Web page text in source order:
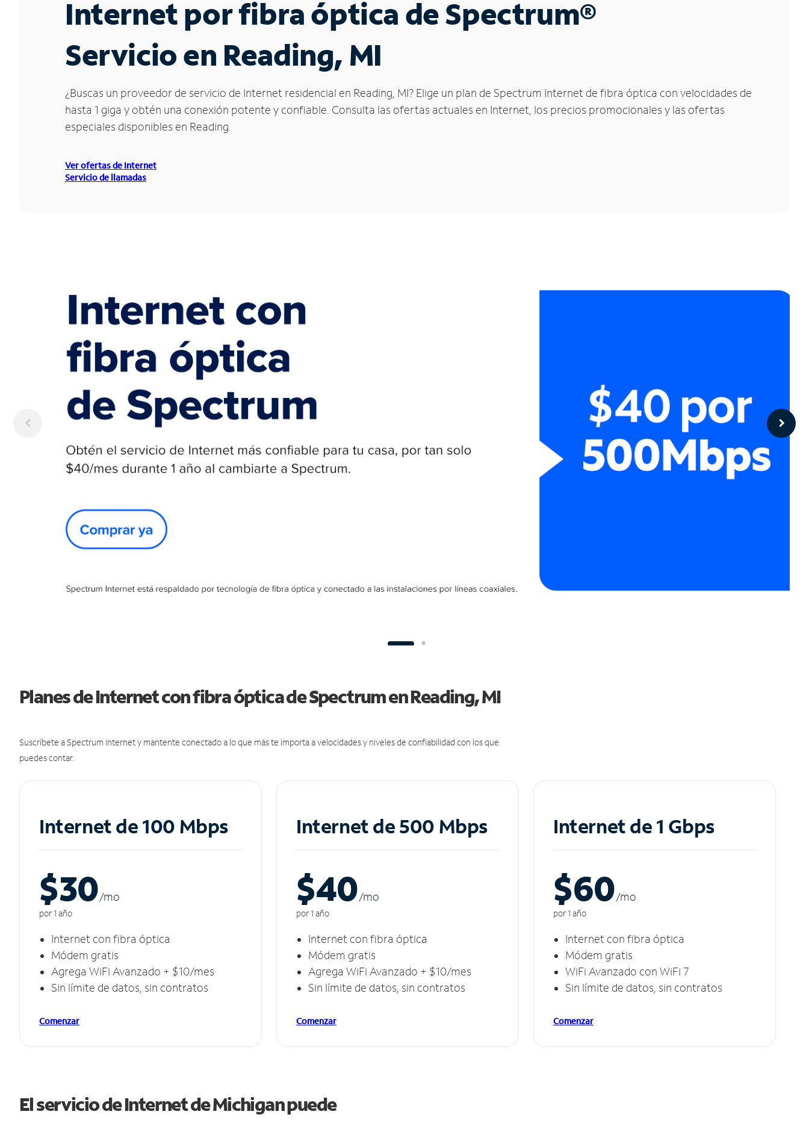
Internet por fibra óptica de Spectrum®
Servicio en Reading, MI
¿Buscas un proveedor de servicio de Internet residencial en Reading, MI? Elige un plan de Spectrum Internet de fibra óptica con velocidades de
hasta 1 giga y obtén una conexión potente y confiable. Consulta las ofertas actuales en Internet, los precios promocionales y las ofertas
especiales disponibles en Reading.
Ver ofertas de Internet
Servicio de llamadas
Planes de Internet con fibra óptica de Spectrum en Reading, MI
Suscríbete a Spectrum Internet y mantente conectado a lo que más te importa a velocidades y niveles de confiabilidad con los que
puedes contar.
Internet de 100 Mbps
$30/mo
por 1 año
Internet con fibra óptica
Módem gratis
Agrega WiFi Avanzado + $10/mes
Sin límite de datos, sin contratos
Comenzar
Internet de 500 Mbps
$40/mo
por 1 año
Internet con fibra óptica
Módem gratis
Agrega WiFi Avanzado + $10/mes
Sin límite de datos, sin contratos
Comenzar
Internet de 1 Gbps
$60/mo
por 1 año
Internet con fibra óptica
Módem gratis
WiFi Avanzado con WiFi 7
Sin límite de datos, sin contratos
Comenzar
El servicio de Internet de Michigan puede